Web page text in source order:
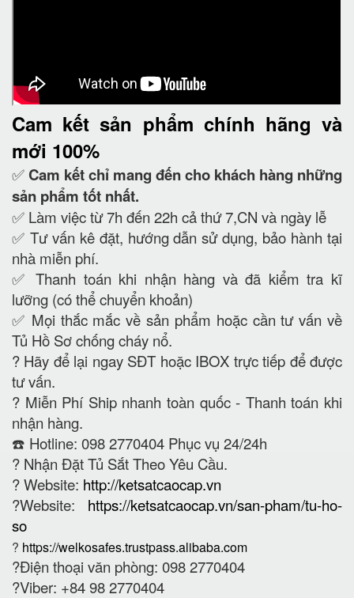
Cam kết sản phẩm chính hãng và
mới 100%
✅ Cam kếtchỉ mang đến cho khách hàng những
sản phẩm tốt nhất.
✅ Làm việc từ 7h đến 22h cả thứ 7,CN và ngày lễ
✅ Tư vấn kê đặt, hướng dẫn sử dụng, bảo hành tại
nhà miễn phí.
✅ Thanh toán khi nhận hàng và đã kiểm tra kĩ
lưỡng (có thể chuyển khoản)
✅ Mọi thắc mắc về sản phẩm hoặc cần tư vấn về
Tủ Hồ Sơ chống cháy nổ.
? Hãy để lại ngay SĐT hoặc IBOX trực tiếp để được
tư vấn.
? Miễn Phí Ship nhanh toàn quốc - Thanh toán khi
nhận hàng.
☎️ Hotline: 098 2770404 Phục vụ 24/24h
? Nhận Đặt Tủ Sắt Theo Yêu Cầu.
? Website: http://ketsatcaocap.vn
?Website: https://ketsatcaocap.vn/san-pham/tu-ho-
so
? https://welkosafes.trustpass.alibaba.com
?Điện thoại văn phòng: 098 2770404
?Viber: +84 98 2770404